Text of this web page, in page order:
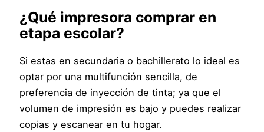
¿Qué impresora comprar en
etapa escolar?
Si estas en secundaria o bachillerato lo ideal es
optar por una multifunción sencilla, de
preferencia de inyección de tinta; ya que el
volumen de impresión es bajo y puedes realizar
copias y escanear en tu hogar.